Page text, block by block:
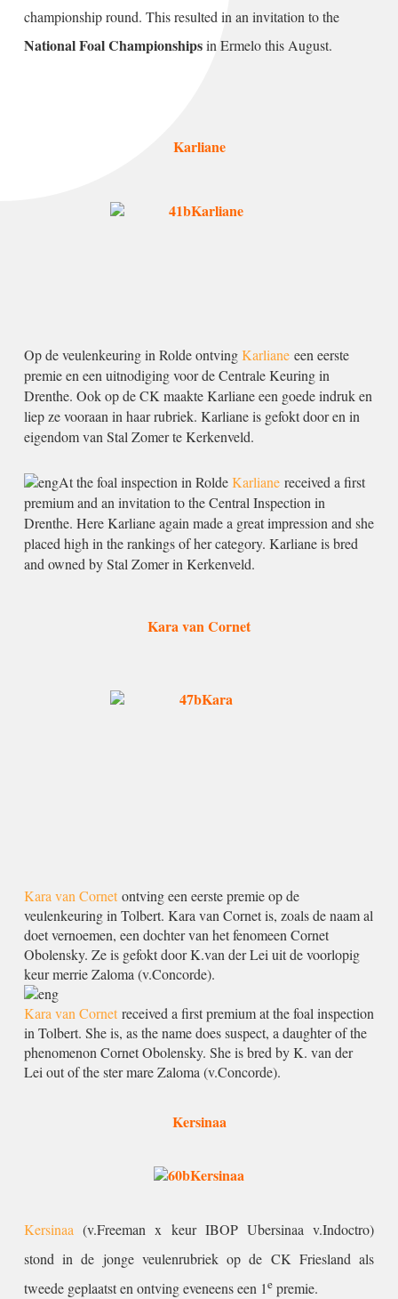
championship round. This resulted in an invitation to the
National Foal Championshipsin Ermelo this August.
Karliane
Op de veulenkeuring in Rolde ontvingKarliane een eerste
premie en een uitnodiging voor de Centrale Keuring in
Drenthe. Ook op de CK maakte Karliane een goede indruk en
liep ze vooraan in haar rubriek. Karliane is gefokt door en in
eigendom van Stal Zomer te Kerkenveld.
At the foal inspection in RoldeKarliane received a first
premium and an invitation to the Central Inspection in
Drenthe. Here Karliane again made a great impression and she
placed high in the rankings of her category. Karliane is bred
and owned by Stal Zomer in Kerkenveld.
Kara van Cornet
Kara van Cornetontving een eerste premie op de
veulenkeuring in Tolbert. Kara van Cornet is, zoals de naam al
doet vernoemen, een dochter van het fenomeen Cornet
Obolensky. Ze is gefokt door K.van der Lei uit de voorlopig
keur merrie Zaloma (v.Concorde).
Kara van Cornetreceived a first premium at the foal inspection
in Tolbert. She is, as the name does suspect, a daughter of the
phenomenon Cornet Obolensky. She is bred by K. van der
Lei out of the ster mare Zaloma (v.Concorde).
Kersinaa
Kersinaa(v.Freeman x keur IBOP Ubersinaa v.Indoctro)
stond in de jonge veulenrubriek op de CK Friesland als
tweede geplaatst en ontving eveneens een 1epremie.